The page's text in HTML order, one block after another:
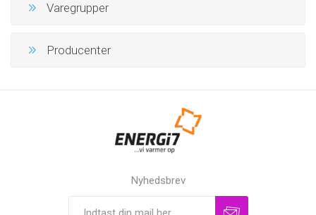
Varegrupper
Producenter
Nyhedsbrev